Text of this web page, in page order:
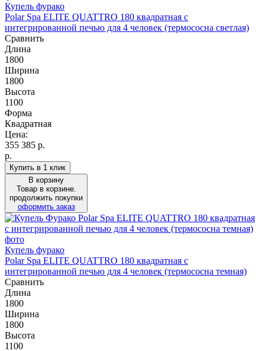
Купель фурако
Polar Spa ELITE QUATTRO 180 квадратная с
интегрированной печью для 4 человек (термососна светлая)
Сравнить
Длина
1800
Ширина
1800
Высота
1100
Форма
Квадратная
Цена:
355 385 р.
р.
Купить в 1 клик
В корзину
Товар в корзине.
продолжить покупки
оформить заказ
Купель фурако
Polar Spa ELITE QUATTRO 180 квадратная с
интегрированной печью для 4 человек (термососна темная)
Сравнить
Длина
1800
Ширина
1800
Высота
1100